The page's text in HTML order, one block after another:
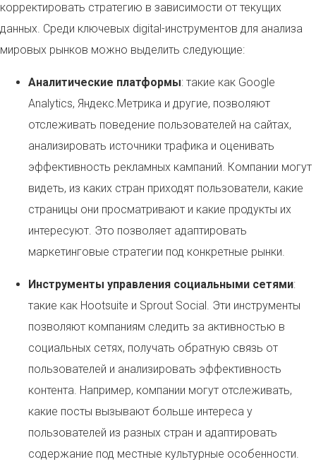
корректировать стратегию в зависимости от текущих
данных. Среди ключевых digital-инструментов для анализа
мировых рынков можно выделить следующие:
Аналитические платформы: такие как Google
Analytics, Яндекс.Метрика и другие, позволяют
отслеживать поведение пользователей на сайтах,
анализировать источники трафика и оценивать
эффективность рекламных кампаний. Компании могут
видеть, из каких стран приходят пользователи, какие
страницы они просматривают и какие продукты их
интересуют. Это позволяет адаптировать
маркетинговые стратегии под конкретные рынки.
Инструменты управления социальными сетями:
такие как Hootsuite и Sprout Social. Эти инструменты
позволяют компаниям следить за активностью в
социальных сетях, получать обратную связь от
пользователей и анализировать эффективность
контента. Например, компании могут отслеживать,
какие посты вызывают больше интереса у
пользователей из разных стран и адаптировать
содержание под местные культурные особенности.